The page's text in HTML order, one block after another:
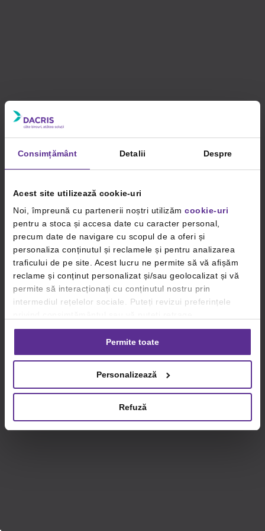
Consimțământ Detalii Despre
Acest site utilizează cookie-uri
Noi, împreună cu partenerii noștri utilizăm cookie-uri
pentru a stoca și accesa date cu caracter personal,
precum date de navigare cu scopul de a oferi și
personaliza conținutul și reclamele și pentru analizarea
traficului de pe site. Acest lucru ne permite să vă afișăm
reclame și conținut personalizat și/sau geolocalizat și vă
permite să interacționați cu conținutul nostru prin
intermediul rețelelor sociale. Puteți revizui preferințele
consimțământul oricând, făcând click pe linkul către
setările dvs. de cookie-uri.
privind utilizarea modulelor cookie.Detalii
Permite toate
Personalizează
Refuză